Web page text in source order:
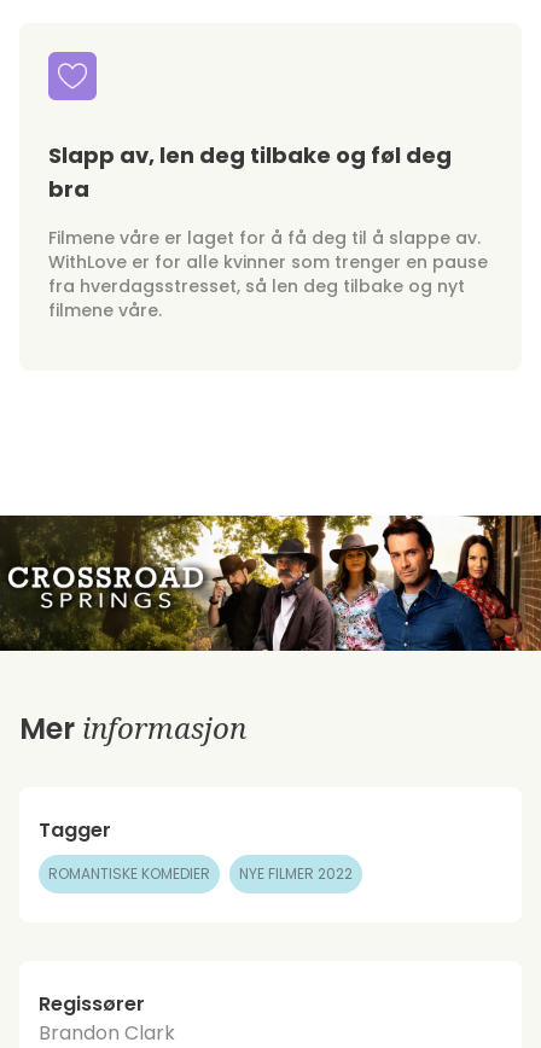
Slapp av, len deg tilbake og føl deg
bra
Filmene våre er laget for å få deg til å slappe av.
WithLove er for alle kvinner som trenger en pause
fra hverdagsstresset, så len deg tilbake og nyt
filmene våre.
Mer informasjon
Tagger
ROMANTISKE KOMEDIER NYE FILMER 2022
Regissører
Brandon Clark